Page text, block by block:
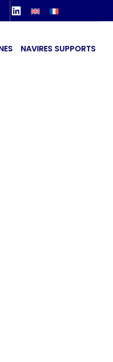
LinkedIn
NAVIRES SUPPORTS